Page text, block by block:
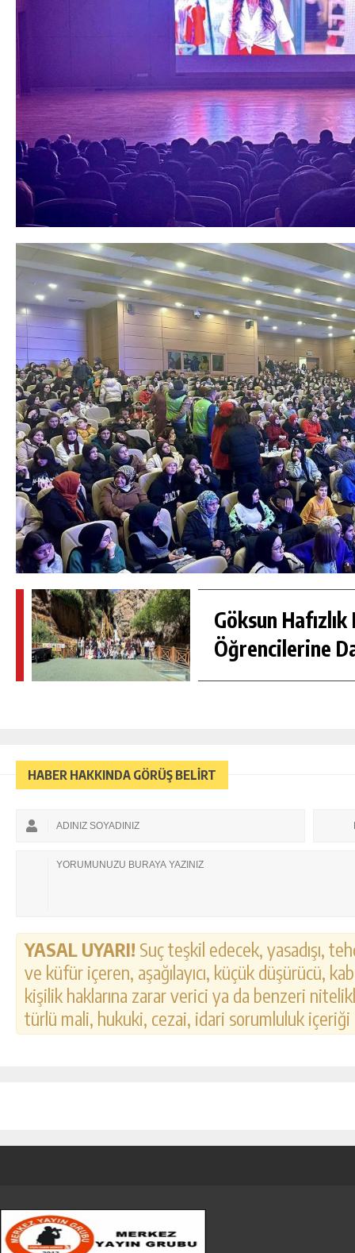
Göksun Hafızlık
Öğrencilerine
HABER HAKKINDA GÖRÜŞ BELİRT
YASAL UYARI! Suç teşkil edecek, yasadışı,
ve küfür içeren, aşağılayıcı, küçük düşürücü,
kişilik haklarına zarar verici ya da benzeri
türlü mali, hukuki, cezai, idari sorumluluk